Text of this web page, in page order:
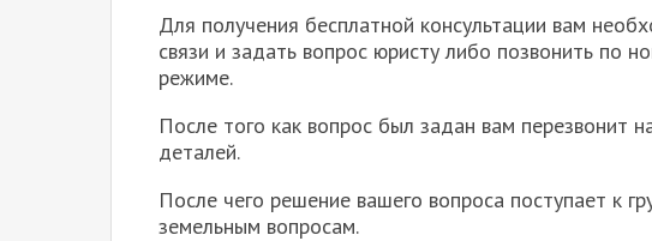
Для получения бесплатной консультации вам
связи и задать вопрос юристу либо позвонить по
режиме.
После того как вопрос был задан вам перезвонит
деталей.
После чего решение вашего вопроса поступает к
земельным вопросам.